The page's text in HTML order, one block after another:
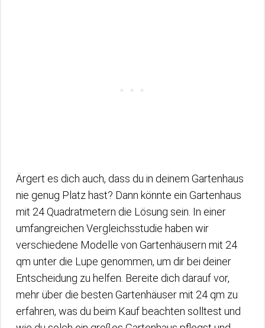
Ärgert es dich auch, dass du in deinem Gartenhaus
nie genug Platz hast? Dann könnte ein Gartenhaus
mit 24 Quadratmetern die Lösung sein. In einer
umfangreichen Vergleichsstudie haben wir
verschiedene Modelle von Gartenhäusern mit 24
qm unter die Lupe genommen, um dir bei deiner
Entscheidung zu helfen. Bereite dich darauf vor,
mehr über die besten Gartenhäuser mit 24 qm zu
erfahren, was du beim Kauf beachten solltest und